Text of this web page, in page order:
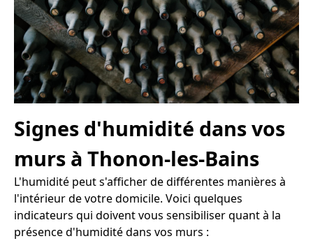
Signes d'humidité dans vos
murs à Thonon-les-Bains
L'humidité peut s'afficher de différentes manières à
l'intérieur de votre domicile. Voici quelques
indicateurs qui doivent vous sensibiliser quant à la
présence d'humidité dans vos murs :